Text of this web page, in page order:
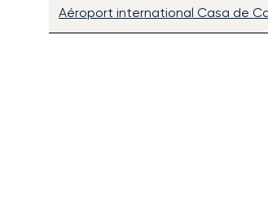
Aéroport international Casa de